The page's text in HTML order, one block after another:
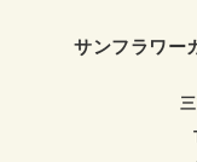
サンフラワー